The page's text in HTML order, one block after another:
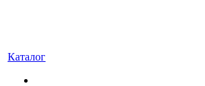
Каталог